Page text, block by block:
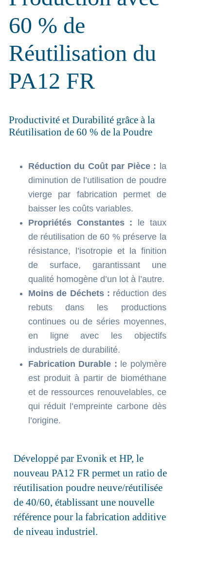
60 % de
Réutilisation du
PA12 FR
Productivité et Durabilité grâce à la
Réutilisation de 60 % de la Poudre
Réduction du Coût par Pièce : la
diminution de l’utilisation de poudre
vierge par fabrication permet de
baisser les coûts variables.
Propriétés Constantes : le taux
de réutilisation de 60 % préserve la
résistance, l’isotropie et la finition
de surface, garantissant une
qualité homogène d’un lot à l’autre.
Moins de Déchets : réduction des
rebuts dans les productions
continues ou de séries moyennes,
en ligne avec les objectifs
industriels de durabilité.
Fabrication Durable : le polymère
est produit à partir de biométhane
et de ressources renouvelables, ce
qui réduit l’empreinte carbone dès
l’origine.
Développé par Evonik et HP, le
nouveau PA12 FR permet un ratio de
réutilisation poudre neuve/réutilisée
de 40/60, établissant une nouvelle
référence pour la fabrication additive
de niveau industriel.